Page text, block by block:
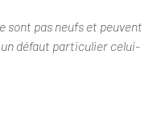
sont pas neufs et peuvent
défaut particulier celui-